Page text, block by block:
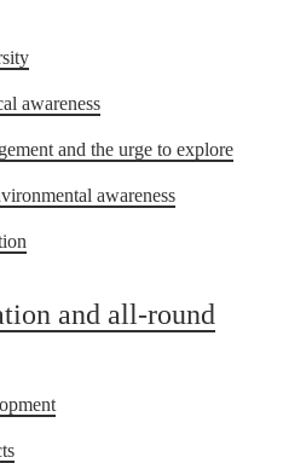
awareness
and the urge to explore
awareness
and all-round